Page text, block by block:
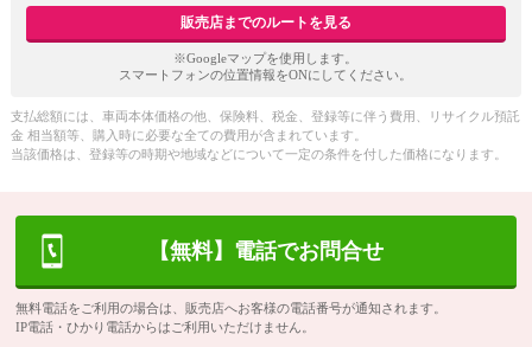
販売店までのルートを見る
※Googleマップを使用します。
スマートフォンの位置情報をONにしてください。
支払総額には、車両本体価格の他、保険料、税金、登録等に伴う費用、リサイクル預託
金 相当額等、購入時に必要な全ての費用が含まれています。
当該価格は、登録等の時期や地域などについて一定の条件を付した価格になります。
【無料】電話でお問合せ
無料電話をご利用の場合は、販売店へお客様の電話番号が通知されます。
IP電話・ひかり電話からはご利用いただけません。